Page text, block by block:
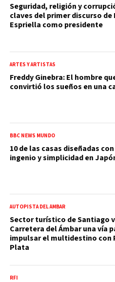
Seguridad, religión y
claves del primer discurso de
Espriella como presidente
ARTES Y ARTISTAS
Freddy Ginebra: El hombre
convirtió los sueños en una
BBC NEWS MUNDO
10 de las casas diseñadas
ingenio y simplicidad en
AUTOPISTA DEL ÁMBAR
Sector turístico de Santiago
Carretera del Ámbar una vía
impulsar el multidestino con
Plata
RFI